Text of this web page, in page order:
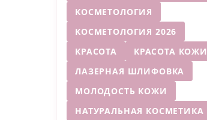
КОСМЕТОЛОГИЯ
КОСМЕТОЛОГИЯ 2026
КРАСОТА
КРАСОТА КОЖИ
ЛАЗЕРНАЯ ШЛИФОВКА
МОЛОДОСТЬ КОЖИ
НАТУРАЛЬНАЯ КОСМЕТИКА